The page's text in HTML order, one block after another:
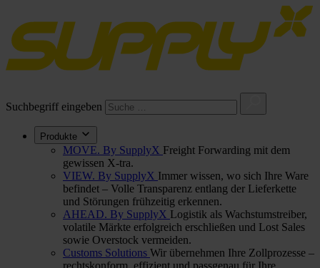
Suchbegriff eingeben
Produkte
MOVE. By SupplyX Freight Forwarding mit dem
gewissen X-tra.
VIEW. By SupplyX Immer wissen, wo sich Ihre Ware
befindet – Volle Transparenz entlang der Lieferkette
und Störungen frühzeitig erkennen.
AHEAD. By SupplyX Logistik als Wachstumstreiber,
volatile Märkte erfolgreich erschließen und Lost Sales
sowie Overstock vermeiden.
Customs Solutions Wir übernehmen Ihre Zollprozesse –
rechtskonform, effizient und passgenau für Ihre